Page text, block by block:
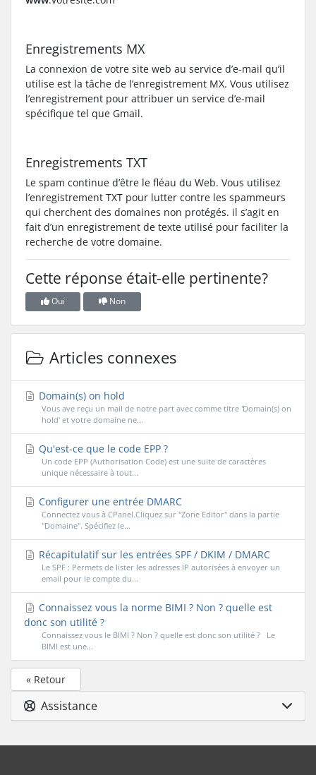
Enregistrements MX
La connexion de votre site web au service d’e-mail qu’il
utilise est la tâche de l’enregistrement MX. Vous utilisez
l’enregistrement pour attribuer un service d’e-mail
spécifique tel que Gmail.
Enregistrements TXT
Le spam continue d’être le fléau du Web. Vous utilisez
l’enregistrement TXT pour lutter contre les spammeurs
qui cherchent des domaines non protégés. il s’agit en
fait d’un enregistrement de texte utilisé pour faciliter la
recherche de votre domaine.
Cette réponse était-elle pertinente?
Oui Non
Articles connexes
Domain(s) on hold
Vous ave reçu un mail de notre part avec comme titre 'Domain(s) on
hold' et votre domaine ne...
Qu'est-ce que le code EPP ?
Un code EPP (Authorisation Code) est une suite de caractères
unique nécessaire à tout...
Configurer une entrée DMARC
Connectez vous à CPanel.Cliquez sur "Zone Editor" dans la partie
"Domaine". Spécifiez le...
Récapitulatif sur les entrées SPF / DKIM / DMARC
Le SPF : Permets de lister les adresses IP autorisées à envoyer un
email pour le compte du...
Connaissez vous la norme BIMI ? Non ? quelle est
donc son utilité ?
Connaissez vous le BIMI ? Non ? quelle est donc son utilité ? Le
BIMI est une...
« Retour
Assistance